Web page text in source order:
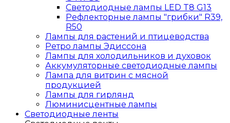
Светодиодные лампы LED T8 G13
Рефлекторные лампы "грибки" R39,
R50
Лампы для растений и птицеводства
Ретро лампы Эдиссона
Лампы для холодильников и духовок
Аккумуляторные светодиодные лампы
Лампа для витрин с мясной
продукцией
Лампы для гирлянд
Люминисцентные лампы
Светодиодные ленты